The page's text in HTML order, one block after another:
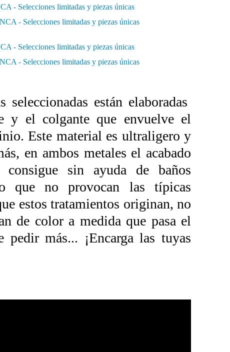
seleccionadas están elaboradas
y el colgante que envuelve el
Este material es ultraligero y
en ambos metales el acabado
sin ayuda de baños
que no provocan las típicas
estos tratamientos originan, no
de color a medida que pasa el
pedir más... ¡Encarga las tuyas